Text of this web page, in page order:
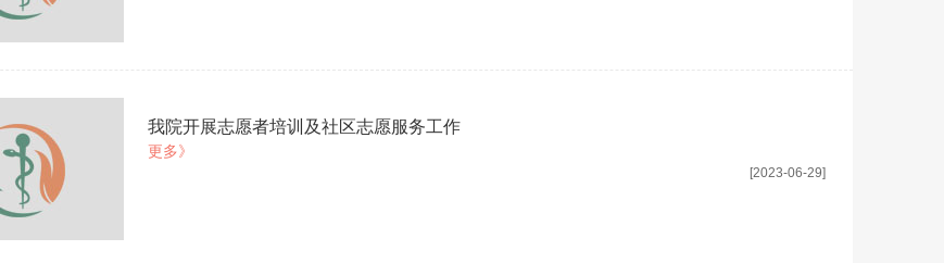
我院开展志愿者培训及社区志愿服务工作
更多》
[2023-06-29]